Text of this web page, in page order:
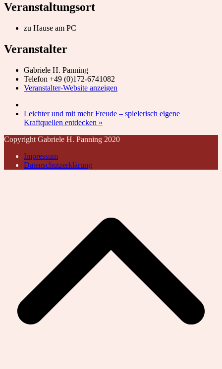
Veranstaltungsort
zu Hause am PC
Veranstalter
Gabriele H. Panning
Telefon +49 (0)172-6741082
Veranstalter-Website anzeigen
Leichter und mit mehr Freude – spielerisch eigene
Kraftquellen entdecken »
Copyright Gabriele H. Panning 2020
Impressum
Datenschutzerklärung